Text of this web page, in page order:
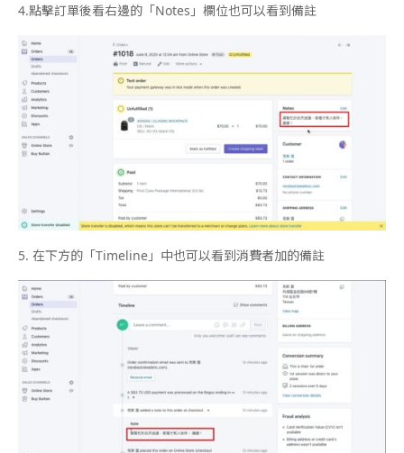
4.點擊訂單後看右邊的「Notes 」欄位也可以看到備註
5. 在下方的「Timeline 」中也可以看到消費者加的備註